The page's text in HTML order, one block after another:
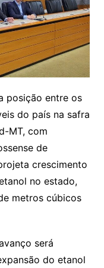
posição entre os
do país na safra
MT, com
de
crescimento
no estado,
metros cúbicos
será
do etanol